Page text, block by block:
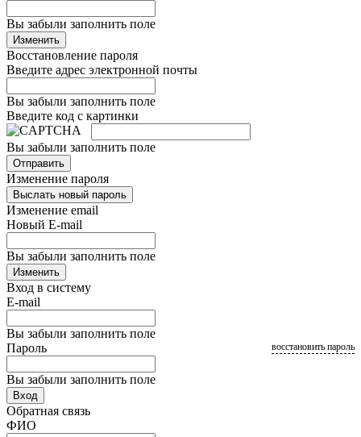
Вы забыли заполнить поле
Изменить
Восстановление пароля
Введите адрес электронной почты
Вы забыли заполнить поле
Введите код с картинки
Вы забыли заполнить поле
Отправить
Изменение пароля
Выслать новый пароль
Изменение email
Новый E-mail
Вы забыли заполнить поле
Изменить
Вход в систему
E-mail
Вы забыли заполнить поле
Пароль
Вы забыли заполнить поле
восстановить пароль
Вход
Обратная связь
ФИО